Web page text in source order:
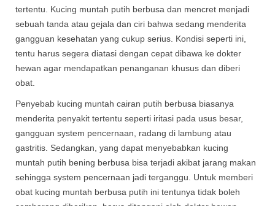
tertentu. Kucing muntah putih berbusa dan mencret menjadi
sebuah tanda atau gejala dan ciri bahwa sedang menderita
gangguan kesehatan yang cukup serius. Kondisi seperti ini,
tentu harus segera diatasi dengan cepat dibawa ke dokter
hewan agar mendapatkan penanganan khusus dan diberi
obat.
Penyebab kucing muntah cairan putih berbusa biasanya
menderita penyakit tertentu seperti iritasi pada usus besar,
gangguan system pencernaan, radang di lambung atau
gastritis. Sedangkan, yang dapat menyebabkan kucing
muntah putih bening berbusa bisa terjadi akibat jarang makan
sehingga system pencernaan jadi terganggu. Untuk memberi
obat kucing muntah berbusa putih ini tentunya tidak boleh